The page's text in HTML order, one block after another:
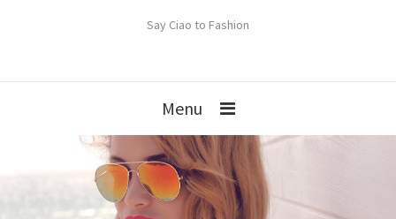
Say Ciao to Fashion
Menu